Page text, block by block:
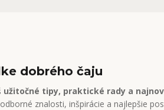
dobrého čaju
užitočné tipy, praktické rady a
znalosti, inšpirácie a najlepšie